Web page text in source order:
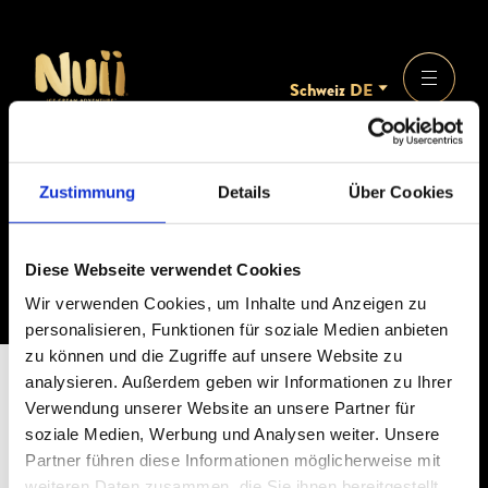
Zustimmung Details Über Cookies
Diese Webseite verwendet Cookies
Wir verwenden Cookies, um Inhalte und Anzeigen zu
personalisieren, Funktionen für soziale Medien anbieten
zu können und die Zugriffe auf unsere Website zu
analysieren. Außerdem geben wir Informationen zu Ihrer
Verwendung unserer Website an unsere Partner für
soziale Medien, Werbung und Analysen weiter. Unsere
Partner führen diese Informationen möglicherweise mit
Schweiz DE
EAN CODE COOP SAMPLING